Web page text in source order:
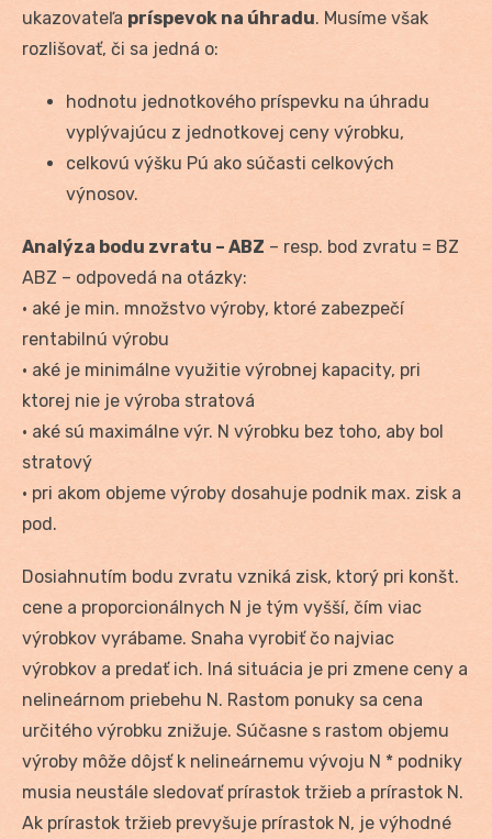
ukazovateľa príspevok na úhradu. Musíme však
rozlišovať, či sa jedná o:
hodnotu jednotkového príspevku na úhradu
vyplývajúcu z jednotkovej ceny výrobku,
celkovú výšku Pú ako súčasti celkových
výnosov.
Analýza bodu zvratu – ABZ – resp. bod zvratu = BZ
ABZ – odpovedá na otázky:
• aké je min. množstvo výroby, ktoré zabezpečí
rentabilnú výrobu
• aké je minimálne využitie výrobnej kapacity, pri
ktorej nie je výroba stratová
• aké sú maximálne výr. N výrobku bez toho, aby bol
stratový
• pri akom objeme výroby dosahuje podnik max. zisk a
pod.
Dosiahnutím bodu zvratu vzniká zisk, ktorý pri konšt.
cene a proporcionálnych N je tým vyšší, čím viac
výrobkov vyrábame. Snaha vyrobiť čo najviac
výrobkov a predať ich. Iná situácia je pri zmene ceny a
nelineárnom priebehu N. Rastom ponuky sa cena
určitého výrobku znižuje. Súčasne s rastom objemu
výroby môže dôjsť k nelineárnemu vývoju N * podniky
musia neustále sledovať prírastok tržieb a prírastok N.
Ak prírastok tržieb prevyšuje prírastok N, je výhodné